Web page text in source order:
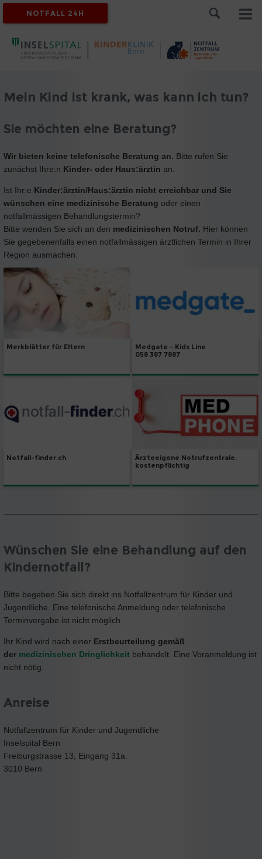
NOTFALL 24H
Mein Kind ist krank, was kann ich tun?
Sie möchten eine Beratung?
Wir bieten keine telefonische Beratung an. Bitte rufen Sie
zunächst Ihre:n Kinder- oder Haus:ärztin an.
Ist Ihr:e Kinder:ärztin/Haus:ärztin nicht erreichbar und Sie
wünschen eine medizinische Beratung oder einen
notfallmässigen Behandlungstermin?
Bitte wenden Sie sich an den medizinischen Notruf. Hier können
Sie gegebenenfalls einen notfallmässigen ärztlichen Termin in Ihrer
Region ausmachen.
Merkblätter für Eltern
Medgate - Kids Line
058 387 7887
Notfall-finder.ch
Ärzteeigene Notrufzentrale,
kostenpflichtig
Wünschen Sie eine Behandlung auf den
Kindernotfall?
Bitte begeben Sie sich direkt ins Notfallzentrum für Kinder und
Jugendliche. Eine telefonische Anmeldung oder telefonische
Terminvergabe ist nicht möglich.
Ihr Kind wird nach einer Erstbeurteilung gemäß
der medizinischen Dringlichkeit behandelt. Eine Voranmeldung ist
nicht nötig.
Anreise
Notfallzentrum für Kinder und Jugendliche
Inselspital Bern
Freiburgstrasse 13, Eingang 31a.
3010 Bern